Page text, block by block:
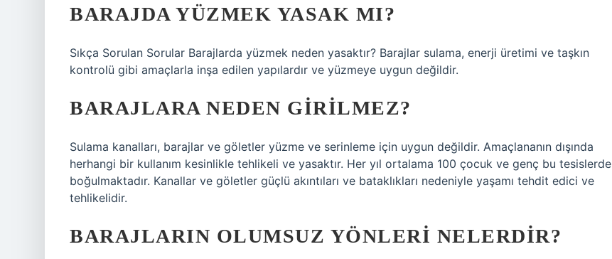
BARAJDA YÜZMEK YASAK MI?
Sıkça Sorulan Sorular Barajlarda yüzmek neden yasaktır? Barajlar sulama, enerji üretimi ve taşkın
kontrolü gibi amaçlarla inşa edilen yapılardır ve yüzmeye uygun değildir.
BARAJLARA NEDEN GIRILMEZ?
Sulama kanalları, barajlar ve göletler yüzme ve serinleme için uygun değildir. Amaçlananın dışında
herhangi bir kullanım kesinlikle tehlikeli ve yasaktır. Her yıl ortalama 100 çocuk ve genç bu tesislerde
boğulmaktadır. Kanallar ve göletler güçlü akıntıları ve bataklıkları nedeniyle yaşamı tehdit edici ve
tehlikelidir.
BARAJLARIN OLUMSUZ YÖNLERI NELERDIR?